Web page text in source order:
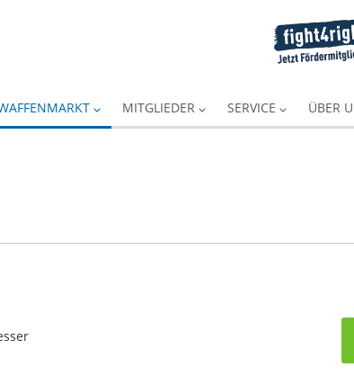
MITGLIEDER SERVICE ÜBER